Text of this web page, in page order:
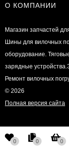
О КОМПАНИИ
Магазин запчастей
Шины для вилочных
оборудование.
зарядные
Ремонт вилочных
© 2026
Полная версия сайта
0 0 0